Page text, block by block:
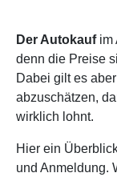
Der Autokauf im
denn die Preise
Dabei gilt es
abzuschätzen,
wirklich lohnt.
Hier ein
und Anmeldung.